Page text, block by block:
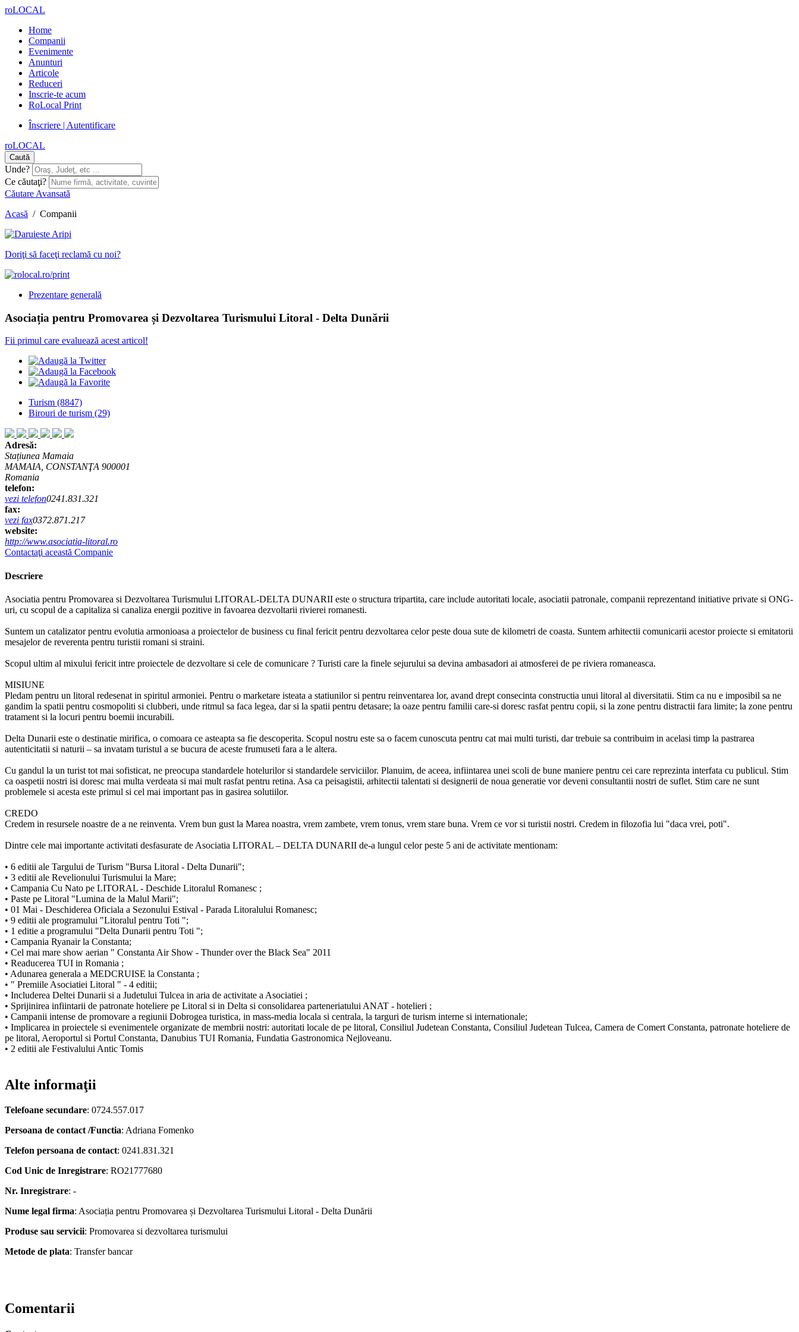
roLOCAL
Home
Companii
Evenimente
Anunturi
Articole
Reduceri
Inscrie-te acum
RoLocal Print
Înscriere | Autentificare
roLOCAL
Caută
Unde?
Ce căutaţi?
Căutare Avansată
Acasă / Companii
Doriţi să faceţi reclamă cu noi?
Prezentare generală
Asociația pentru Promovarea și Dezvoltarea Turismului Litoral - Delta Dunării
Fii primul care evaluează acest articol!
Turism (8847)
Birouri de turism (29)
Adresă:
Stațiunea Mamaia
MAMAIA, CONSTANŢA 900001
Romania
telefon:
vezi telefon0241.831.321
fax:
vezi fax0372.871.217
website:
http://www.asociatia-litoral.ro
Contactaţi această Companie
Descriere
Asociatia pentru Promovarea si Dezvoltarea Turismului LITORAL-DELTA DUNARII este o structura tripartita, care include autoritati locale, asociatii patronale, companii reprezentand initiative private si ONG-
uri, cu scopul de a capitaliza si canaliza energii pozitive in favoarea dezvoltarii rivierei romanesti.
Suntem un catalizator pentru evolutia armonioasa a proiectelor de business cu final fericit pentru dezvoltarea celor peste doua sute de kilometri de coasta. Suntem arhitectii comunicarii acestor proiecte si emitatorii
mesajelor de reverenta pentru turistii romani si straini.
Scopul ultim al mixului fericit intre proiectele de dezvoltare si cele de comunicare ? Turisti care la finele sejurului sa devina ambasadori ai atmosferei de pe riviera romaneasca.
MISIUNE
Pledam pentru un litoral redesenat in spiritul armoniei. Pentru o marketare isteata a statiunilor si pentru reinventarea lor, avand drept consecinta constructia unui litoral al diversitatii. Stim ca nu e imposibil sa ne
gandim la spatii pentru cosmopoliti si clubberi, unde ritmul sa faca legea, dar si la spatii pentru detasare; la oaze pentru familii care-si doresc rasfat pentru copii, si la zone pentru distractii fara limite; la zone pentru
tratament si la locuri pentru boemii incurabili.
Delta Dunarii este o destinatie mirifica, o comoara ce asteapta sa fie descoperita. Scopul nostru este sa o facem cunoscuta pentru cat mai multi turisti, dar trebuie sa contribuim in acelasi timp la pastrarea
autenticitatii si naturii – sa invatam turistul a se bucura de aceste frumuseti fara a le altera.
Cu gandul la un turist tot mai sofisticat, ne preocupa standardele hotelurilor si standardele serviciilor. Planuim, de aceea, infiintarea unei scoli de bune maniere pentru cei care reprezinta interfata cu publicul. Stim
ca oaspetii nostri isi doresc mai multa verdeata si mai mult rasfat pentru retina. Asa ca peisagistii, arhitectii talentati si designerii de noua generatie vor deveni consultantii nostri de suflet. Stim care ne sunt
problemele si acesta este primul si cel mai important pas in gasirea solutiilor.
CREDO
Credem in resursele noastre de a ne reinventa. Vrem bun gust la Marea noastra, vrem zambete, vrem tonus, vrem stare buna. Vrem ce vor si turistii nostri. Credem in filozofia lui "daca vrei, poti".
Dintre cele mai importante activitati desfasurate de Asociatia LITORAL – DELTA DUNARII de-a lungul celor peste 5 ani de activitate mentionam:
• 6 editii ale Targului de Turism "Bursa Litoral - Delta Dunarii";
• 3 editii ale Revelionului Turismului la Mare;
• Campania Cu Nato pe LITORAL - Deschide Litoralul Romanesc ;
• Paste pe Litoral "Lumina de la Malul Marii";
• 01 Mai - Deschiderea Oficiala a Sezonului Estival - Parada Litoralului Romanesc;
• 9 editii ale programului "Litoralul pentru Toti ";
• 1 editie a programului "Delta Dunarii pentru Toti ";
• Campania Ryanair la Constanta;
• Cel mai mare show aerian " Constanta Air Show - Thunder over the Black Sea" 2011
• Readucerea TUI in Romania ;
• Adunarea generala a MEDCRUISE la Constanta ;
• " Premiile Asociatiei Litoral " - 4 editii;
• Includerea Deltei Dunarii si a Judetului Tulcea in aria de activitate a Asociatiei ;
• Sprijinirea infiintarii de patronate hoteliere pe Litoral si in Delta si consolidarea parteneriatului ANAT - hotelieri ;
• Campanii intense de promovare a regiunii Dobrogea turistica, in mass-media locala si centrala, la targuri de turism interne si internationale;
• Implicarea in proiectele si evenimentele organizate de membrii nostri: autoritati locale de pe litoral, Consiliul Judetean Constanta, Consiliul Judetean Tulcea, Camera de Comert Constanta, patronate hoteliere de
pe litoral, Aeroportul si Portul Constanta, Danubius TUI Romania, Fundatia Gastronomica Nejloveanu.
• 2 editii ale Festivalului Antic Tomis
Alte informaţii
Telefoane secundare: 0724.557.017
Persoana de contact /Functia: Adriana Fomenko
Telefon persoana de contact: 0241.831.321
Cod Unic de Inregistrare: RO21777680
Nr. Inregistrare: -
Nume legal firma: Asociația pentru Promovarea și Dezvoltarea Turismului Litoral - Delta Dunării
Produse sau servicii: Promovarea si dezvoltarea turismului
Metode de plata: Transfer bancar
Comentarii